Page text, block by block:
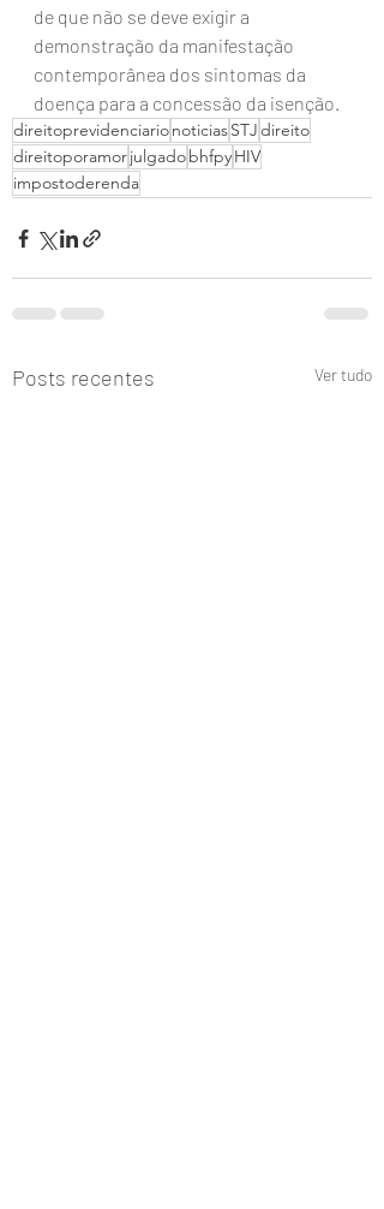
de que não se deve exigir a
demonstração da manifestação
contemporânea dos sintomas da
doença para a concessão da isenção.
direitoprevidenciarionoticiasSTJdireito
direitoporamorjulgadobhfpyHIV
impostoderenda
Posts recentes Ver tudo